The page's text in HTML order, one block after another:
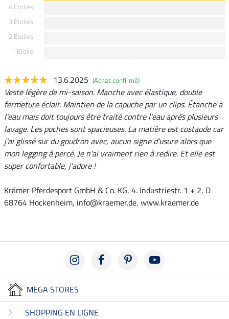
4 Etoiles
3 Etoiles
2 Etoiles
1 Etoile
13.6.2025 (Achat confirmé)
Veste légère de mi-saison. Manche avec élastique, double
fermeture éclair. Maintien de la capuche par un clips. Étanche à
l'eau mais doit toujours être traité contre l'eau après plusieurs
lavage. Les poches sont spacieuses. La matière est costaude car
j'ai glissé sur du goudron avec, aucun signe d'usure alors que
mon legging à percé. Je n'ai vraiment rien à redire. Et elle est
super confortable, j'adore !
Krämer Pferdesport GmbH & Co. KG, 4. Industriestr. 1 + 2, D
68764 Hockenheim, info@kraemer.de, www.kraemer.de
MEGA STORES
SHOPPING EN LIGNE